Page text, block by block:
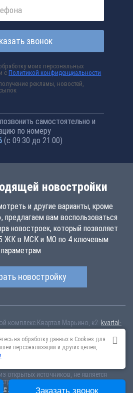
звонок
моих персональных
сПолитикой конфиденциальности
рекламы, новостей,
самостоятельно и
по номеру
(с 09:30 до 21:00)
новостройки
и другие варианты, кроме
вам воспользоваться
новостроек, который позволяет
ЖК в МСК и МО по 4 ключевым
параметрам
новостройку
комплекс Квартал Марьино, к2 kvartal-
квартиру в новом жилом комплексе
«Самолет»» в Филимонковском
планировок от 9.05 млн рублей!
открытых источников, не является
для ознакомления.
Соглашение о размещении
на обработку данных в Cookies для
персонализации и других целей,
Заказать звонок